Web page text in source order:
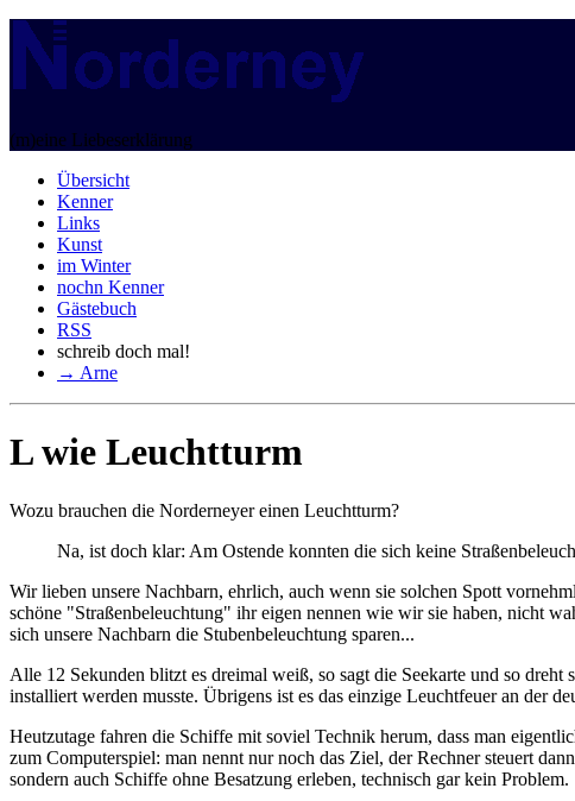
(m)eine Liebeserklärung
Übersicht
Kenner
Links
Kunst
im Winter
nochn Kenner
Gästebuch
RSS
schreib doch mal!
→ Arne
L wie Leuchtturm
Wozu brauchen die Norderneyer einen Leuchtturm?
Na, ist doch klar: Am Ostende konnten die sich keine
Wir lieben unsere Nachbarn, ehrlich, auch wenn sie solchen Spott
schöne "Straßenbeleuchtung" ihr eigen nennen wie wir sie haben, nicht
sich unsere Nachbarn die Stubenbeleuchtung sparen...
Alle 12 Sekunden blitzt es dreimal weiß, so sagt die Seekarte und so
installiert werden musste. Übrigens ist es das einzige Leuchtfeuer an der
Heutzutage fahren die Schiffe mit soviel Technik herum, dass man
zum Computerspiel: man nennt nur noch das Ziel, der Rechner steuert
sondern auch Schiffe ohne Besatzung erleben, technisch gar kein Problem.